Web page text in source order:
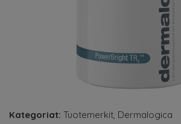
Kategoriat: Tuotemerkit, Dermalogica